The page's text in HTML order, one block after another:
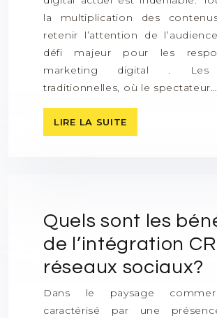
la multiplication des
retenir l’attention de
défi majeur pour les
marketing digital . Les
traditionnelles, où le spectateur…
LIRE LA SUITE
Quels sont les
de l’intégration
réseaux sociaux?
Dans le paysage
caractérisé par une